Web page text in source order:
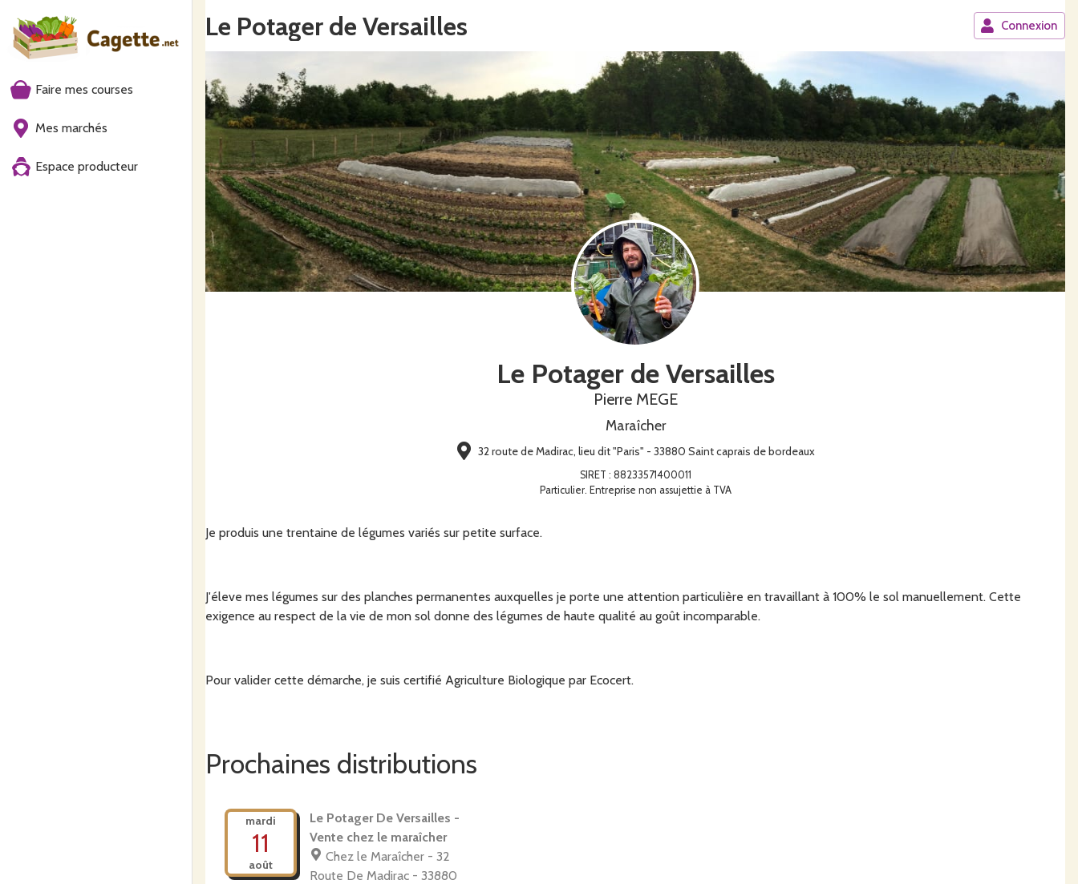
Faire mes courses
Mes marchés
Espace producteur
Le Potager de Versailles Connexion
Le Potager de Versailles
Pierre MEGE
Maraîcher
32 route de Madirac, lieu dit "Paris" - 33880 Saint caprais de bordeaux
SIRET : 88233571400011
Particulier. Entreprise non assujettie à TVA
Je produis une trentaine de légumes variés sur petite surface.
J'éleve mes légumes sur des planches permanentes auxquelles je porte une attention particulière en travaillant à 100% le sol manuellement. Cette
exigence au respect de la vie de mon sol donne des légumes de haute qualité au goût incomparable.
Pour valider cette démarche, je suis certifié Agriculture Biologique par Ecocert.
Prochaines distributions
mardi
11
août
Le Potager De Versailles -
Vente chez le maraîcher
Chez le Maraîcher - 32
Route De Madirac - 33880